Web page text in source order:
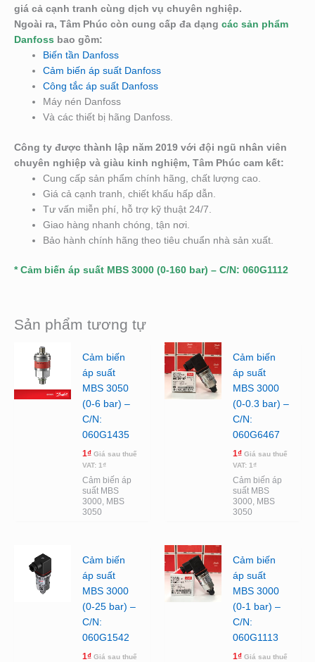
giá cả cạnh tranh cùng dịch vụ chuyên nghiệp.
Ngoài ra, Tâm Phúc còn cung cấp đa dạng các sản phẩm
Danfoss bao gồm:
Biến tần Danfoss
Cảm biến áp suất Danfoss
Công tắc áp suất Danfoss
Máy nén Danfoss
Và các thiết bị hãng Danfoss.
Công ty được thành lập năm 2019 với đội ngũ nhân viên
chuyên nghiệp và giàu kinh nghiệm, Tâm Phúc cam kết:
Cung cấp sản phẩm chính hãng, chất lượng cao.
Giá cả cạnh tranh, chiết khấu hấp dẫn.
Tư vấn miễn phí, hỗ trợ kỹ thuật 24/7.
Giao hàng nhanh chóng, tận nơi.
Bảo hành chính hãng theo tiêu chuẩn nhà sản xuất.
* Cảm biến áp suất MBS 3000 (0-160 bar) – C/N: 060G1112
Sản phẩm tương tự
Cảm biến
áp suất
MBS 3050
(0-6 bar) –
C/N:
060G1435
1₫ Giá sau thuế
VAT: 1₫
Cảm biến áp
suất MBS
3000, MBS
3050
Cảm biến
áp suất
MBS 3000
(0-0.3 bar) –
C/N:
060G6467
1₫ Giá sau thuế
VAT: 1₫
Cảm biến áp
suất MBS
3000, MBS
3050
Cảm biến
áp suất
MBS 3000
(0-25 bar) –
C/N:
060G1542
1₫ Giá sau thuế
Cảm biến
áp suất
MBS 3000
(0-1 bar) –
C/N:
060G1113
1₫ Giá sau thuế